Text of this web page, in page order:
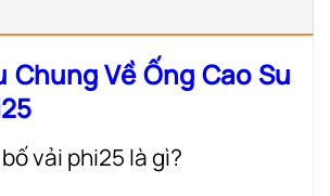
Chung Về Ống Cao Su
vải phi25 là gì?